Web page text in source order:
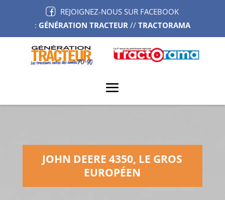
REJOIGNEZ-NOUS SUR FACEBOOK
: GÉNÉRATION TRACTEUR// TRACTORAMA
JOHN DEERE 4350, LE GROS
EUROPÉEN